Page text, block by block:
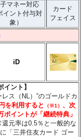
マネー対応
イント付与対
象）
カード
フェイス
iD
ント】
ス（NL）”のゴールドカ
を利用すると （※1） 、次
イントが「継続特典」
還元率は0.5％と一般的な
「三井住友カード ゴー